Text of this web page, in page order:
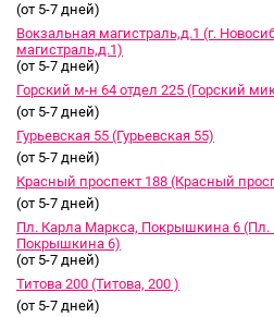
(от 5-7 дней)
Вокзальная магистраль,д.1 (г.
магистраль,д.1)
(от 5-7 дней)
Горский м-н 64 отдел 225 (Горский
(от 5-7 дней)
Гурьевская 55 (Гурьевская 55)
(от 5-7 дней)
Красный проспект 188 (Красный
(от 5-7 дней)
Пл. Карла Маркса, Покрышкина 6 (Пл.
Покрышкина 6)
(от 5-7 дней)
Титова 200 (Титова, 200 )
(от 5-7 дней)